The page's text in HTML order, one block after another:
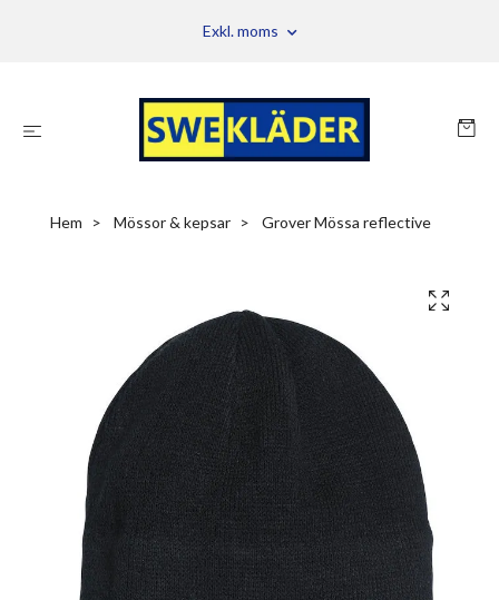
Exkl. moms
Hem Mössor & kepsar Grover Mössa reflective